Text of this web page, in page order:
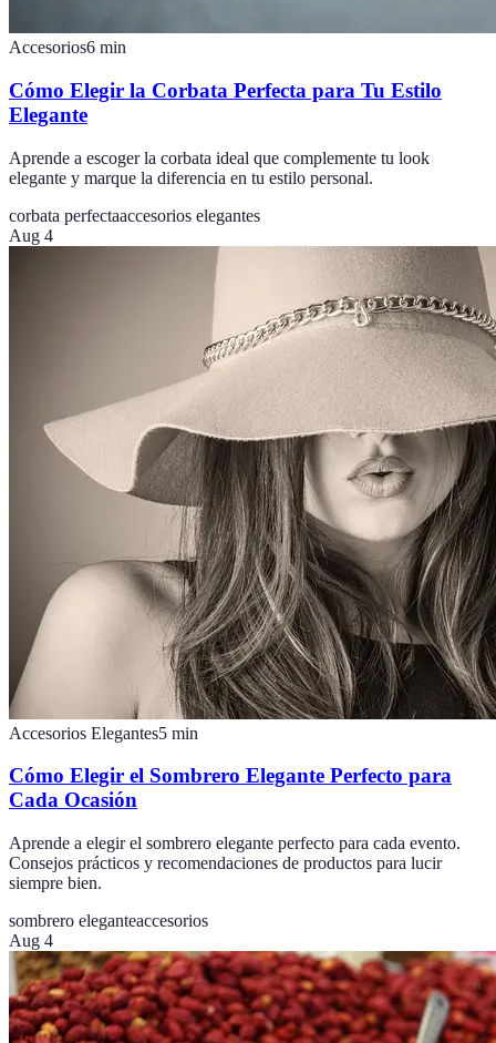
Accesorios6 min
Cómo Elegir la Corbata Perfecta para Tu Estilo
Elegante
Aprende a escoger la corbata ideal que complemente tu look
elegante y marque la diferencia en tu estilo personal.
corbata perfectaaccesorios elegantes
Aug 4
Accesorios Elegantes5 min
Cómo Elegir el Sombrero Elegante Perfecto para
Cada Ocasión
Aprende a elegir el sombrero elegante perfecto para cada evento.
Consejos prácticos y recomendaciones de productos para lucir
siempre bien.
sombrero eleganteaccesorios
Aug 4